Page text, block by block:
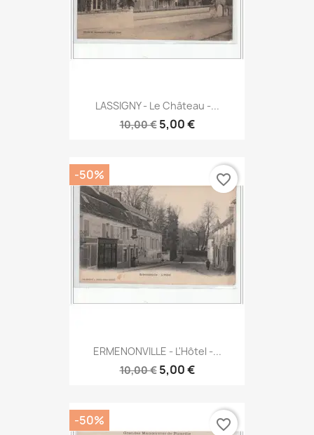
LASSIGNY - Le Château -...
10,00 € 5,00 €
ERMENONVILLE - L'Hôtel -...
10,00 € 5,00 €
-50% favorite_border
-50% favorite_border